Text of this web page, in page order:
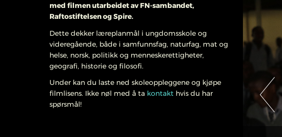
med filmenutarbeidet av FN-sambandet,
Raftostiftelsen og Spire.
Dette dekker læreplanmål i ungdomsskole og
videregående, både i samfunnsfag, naturfag, mat og
helse, norsk, politikk og menneskerettigheter,
geografi, historie og filosofi.
Under kan du laste ned skoleoppleggene og kjøpe
filmlisens. Ikke nøl med å ta kontakt hvis du har
spørsmål!